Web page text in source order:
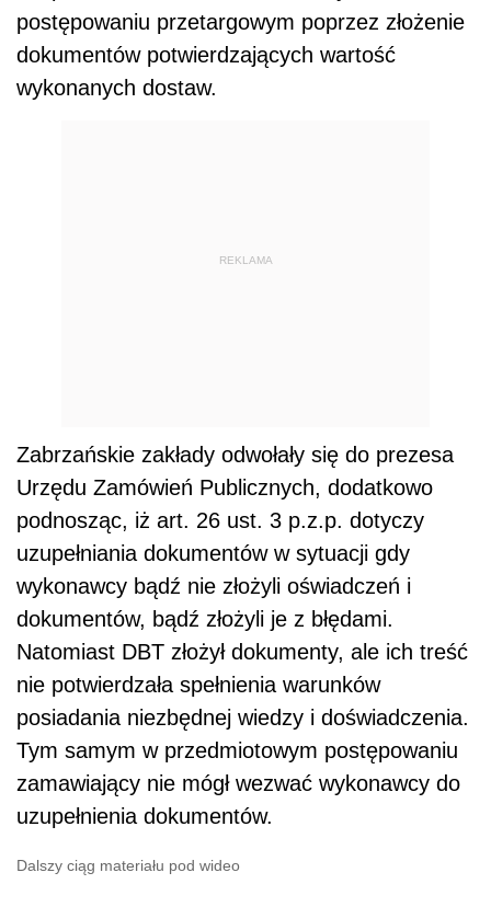
postępowaniu przetargowym poprzez złożenie
dokumentów potwierdzających wartość
wykonanych dostaw.
REKLAMA
Zabrzańskie zakłady odwołały się do prezesa
Urzędu Zamówień Publicznych, dodatkowo
podnosząc, iż art. 26 ust. 3 p.z.p. dotyczy
uzupełniania dokumentów w sytuacji gdy
wykonawcy bądź nie złożyli oświadczeń i
dokumentów, bądź złożyli je z błędami.
Natomiast DBT złożył dokumenty, ale ich treść
nie potwierdzała spełnienia warunków
posiadania niezbędnej wiedzy i doświadczenia.
Tym samym w przedmiotowym postępowaniu
zamawiający nie mógł wezwać wykonawcy do
uzupełnienia dokumentów.
Dalszy ciąg materiału pod wideo